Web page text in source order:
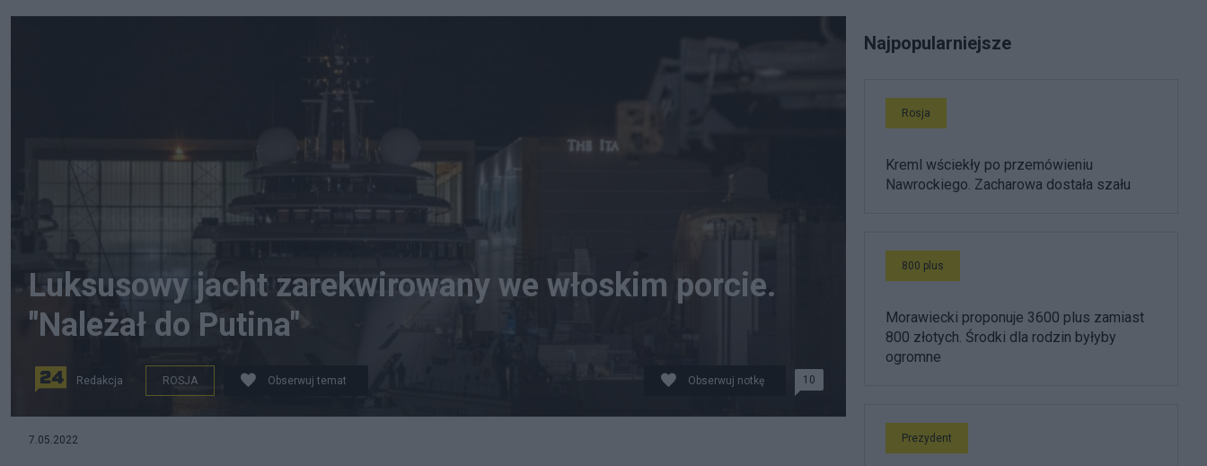
Luksusowy jacht zarekwirowany we włoskim porcie.
"Należał do Putina"
Redakcja ROSJA Obserwuj temat Obserwuj notkę 10
7.05.2022
Najpopularniejsze
Rosja
Kreml wściekły po przemówieniu
Nawrockiego. Zacharowa dostała szału
800 plus
Morawiecki proponuje 3600 plus zamiast
800 złotych. Środki dla rodzin byłyby
ogromne
Prezydent